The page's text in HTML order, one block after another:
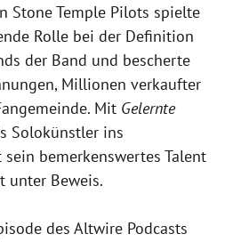
Stone Temple Pilots spielte
Rolle bei der Definition
der Band und bescherte
Millionen verkaufter
Mit Gelernte
Solokünstler ins
bemerkenswertes Talent
unter Beweis.
des Altwire Podcasts